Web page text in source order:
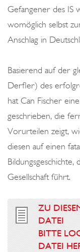
Gefangener des IS
womöglich selbst
Anschlag in
Basierend auf der
Derfler) des
hat Can Fischer
geschrieben, die
Vorurteilen zeigt,
diesen auf einen
Gesellschaft führt.
ZU
DATEI
BITTE
DATEI